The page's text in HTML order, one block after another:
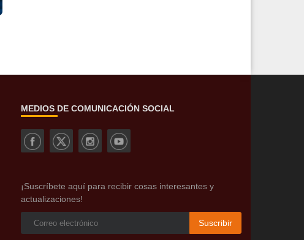
MEDIOS DE COMUNICACIÓN SOCIAL
¡Suscríbete aquí para recibir cosas interesantes y
actualizaciones!
Suscribir